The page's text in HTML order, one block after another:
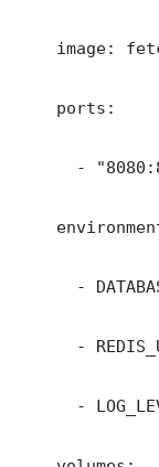
image:
    ports:
-
-
-
-